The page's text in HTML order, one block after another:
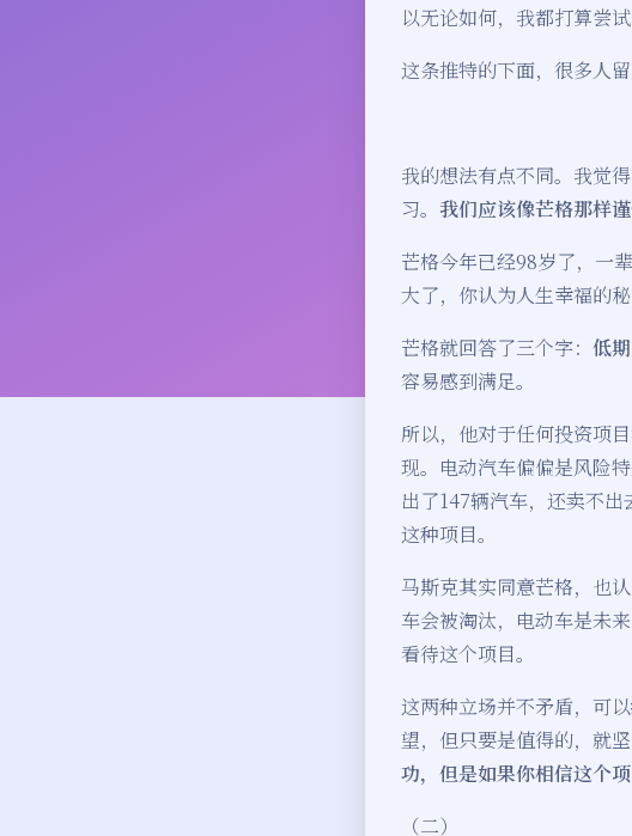
以无论如何，我都打算尝试
这条推特的下面，很多人
我的想法有点不同。我觉
习。 我们应该像芒格那样
芒格今年已经98岁了，一
大了，你认为人生幸福的
芒格就回答了三个字： 低
容易感到满足。
所以，他对于任何投资项
现。电动汽车偏偏是风险
出了147辆汽车，还卖不
这种项目。
马斯克其实同意芒格，也
车会被淘汰，电动车是未
看待这个项目。
这两种立场并不矛盾，可
望，但只要是值得的，就坚
功，但是如果你相信这个
（二）